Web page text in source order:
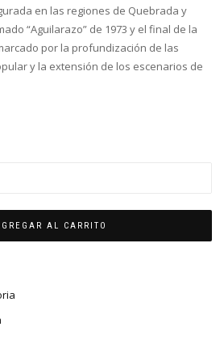
en las regiones de Quebrada y
“Aguilarazo” de 1973 y el final de la
por la profundización de las
y la extensión de los escenarios de
AL CARRITO